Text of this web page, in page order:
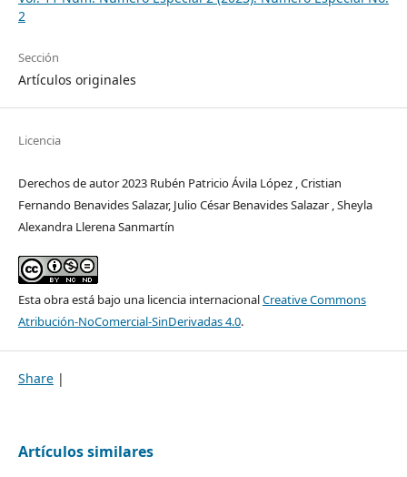
2
Sección
Artículos originales
Licencia
Derechos de autor 2023 Rubén Patricio Ávila López , Cristian
Fernando Benavides Salazar, Julio César Benavides Salazar , Sheyla
Alexandra Llerena Sanmartín
Esta obra está bajo una licencia internacionalCreative Commons
Atribución-NoComercial-SinDerivadas 4.0.
Share |
Artículos similares